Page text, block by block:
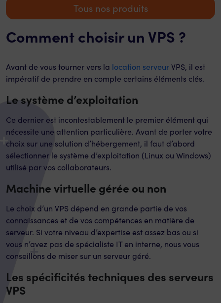
Tous nos produits
Comment choisir un VPS ?
Avant de vous tourner vers la location serveurVPS, il est
impératif de prendre en compte certains éléments clés.
Le système d’exploitation
Ce dernier est incontestablement le premier élément qui
nécessite une attention particulière. Avant de porter votre
choix sur une solution d’hébergement, il faut d’abord
sélectionner le système d’exploitation (Linux ou Windows)
utilisé par vos collaborateurs.
Machine virtuelle gérée ou non
Le choix d’un VPS dépend en grande partie de vos
connaissances et de vos compétences en matière de
serveur. Si votre niveau d’expertise est assez bas ou si
vous n’avez pas de spécialiste IT en interne, nous vous
conseillons de miser sur un serveur géré.
Les spécificités techniques des serveurs
VPS